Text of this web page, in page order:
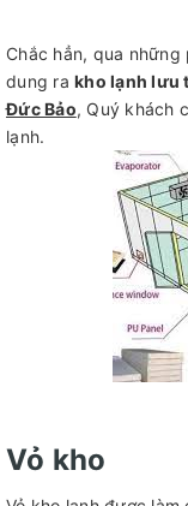
Chắc hẳn, qua
dung ra kho lạnh lưu
Đức Bảo, Quý khách
lạnh.
Vỏ kho